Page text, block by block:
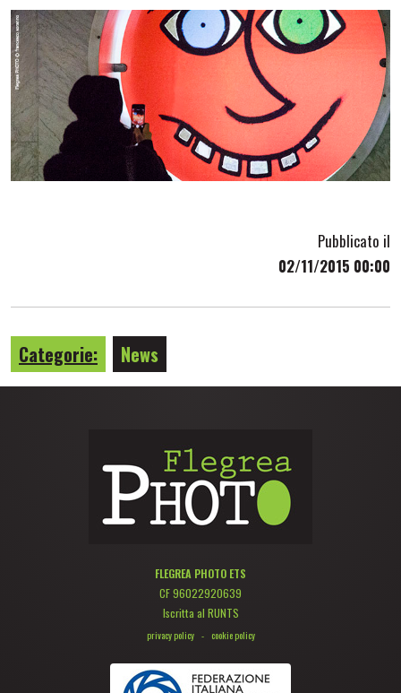
Pubblicato il
02/11/2015 00:00
Categorie: News
FLEGREA PHOTO ETS
CF 96022920639
Iscritta al RUNTS
privacy policy - cookie policy